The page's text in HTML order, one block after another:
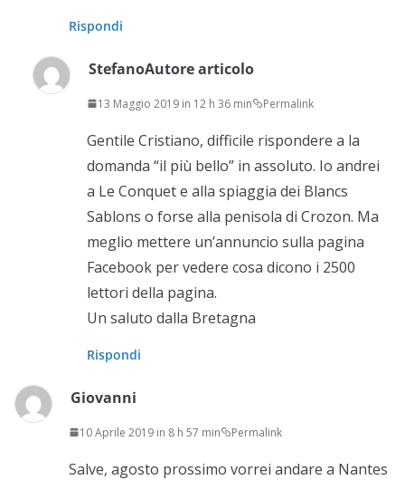
Rispondi
StefanoAutore articolo
13 Maggio 2019 in 12 h 36 min Permalink
Gentile Cristiano, difficile rispondere a la
domanda “il più bello” in assoluto. Io andrei
a Le Conquet e alla spiaggia dei Blancs
Sablons o forse alla penisola di Crozon. Ma
meglio mettere un’annuncio sulla pagina
Facebook per vedere cosa dicono i 2500
lettori della pagina.
Un saluto dalla Bretagna
Rispondi
Giovanni
10 Aprile 2019 in 8 h 57 min Permalink
Salve, agosto prossimo vorrei andare a Nantes